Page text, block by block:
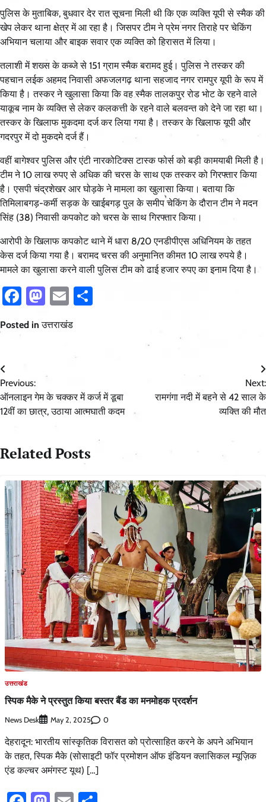
पुलिस के मुताबिक, बुधवार देर रात सूचना मिली थी कि एक व्यक्ति यूपी से स्मैक की
खेप लेकर थाना क्षेत्र में आ रहा है। जिसपर टीम ने प्रेम नगर तिराहे पर चेकिंग
अभियान चलाया और बाइक सवार एक व्यक्ति को हिरासत में लिया।
तलाशी में शख्स के कब्जे से 151 ग्राम स्मैक बरामद हुई। पुलिस ने तस्कर की
पहचान लईक अहमद निवासी अफजलगढ़ थाना सहजाद नगर रामपुर यूपी के रूप में
किया है। तस्कर ने खुलासा किया कि वह स्मैक तालकपुर रोड भोट के रहने वाले
याकूब नाम के व्यक्ति से लेकर कलकत्ती के रहने वाले बलवन्त को देने जा रहा था।
तस्कर के खिलाफ मुकदमा दर्ज कर लिया गया है। तस्कर के खिलाफ यूपी और
गदरपुर में दो मुकदमे दर्ज हैं।
वहीं बागेश्वर पुलिस और एंटी नारकोटिक्स टास्क फोर्स को बड़ी कामयाबी मिली है।
टीम ने 10 लाख रुपए से अधिक की चरस के साथ एक तस्कर को गिरफ्तार किया
है। एसपी चंद्रशेखर आर घोड़के ने मामला का खुलासा किया। बताया कि
तिमिलाबगड़-कर्मी सड़क के खाईबगड़ पुल के समीप चेकिंग के दौरान टीम ने मदन
सिंह (38) निवासी कपकोट को चरस के साथ गिरफ्तार किया।
आरोपी के खिलाफ कपकोट थाने में धारा 8/20 एनडीपीएस अधिनियम के तहत
केस दर्ज किया गया है। बरामद चरस की अनुमानित कीमत 10 लाख रुपये है।
मामले का खुलासा करने वाली पुलिस टीम को ढाई हजार रुपए का इनाम दिया है।
Facebook
Mastodon
Email
Posted inउत्तराखंड
Post
navigation
Previous:
ऑनलाइन गेम के चक्कर में कर्ज में डूबा
12वीं का छात्र, उठाया आत्मघाती कदम
Next:
रामगंगा नदी में बहने से 42 साल के
व्यक्ति की मौत
Related Posts
उत्तराखंड
स्पिक मैके ने प्रस्तुत किया बस्तर बैंड का मनमोहक प्रदर्शन
News Desk May 2, 2025 0
देहरादून: भारतीय सांस्कृतिक विरासत को प्रोत्साहित करने के अपने अभियान
के तहत, स्पिक मैके (सोसाइटी फॉर प्रमोशन ऑफ इंडियन क्लासिकल म्यूज़िक
एंड कल्चर अमंगस्ट यूथ) […]